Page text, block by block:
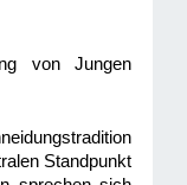
von Jungen
Standpunkt